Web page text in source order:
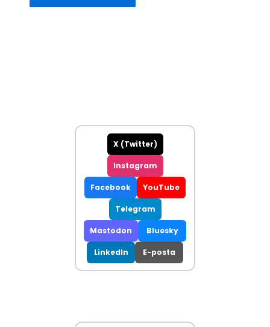
X (Twitter)
Instagram
Facebook YouTube
Telegram
Mastodon Bluesky
LinkedIn E-posta